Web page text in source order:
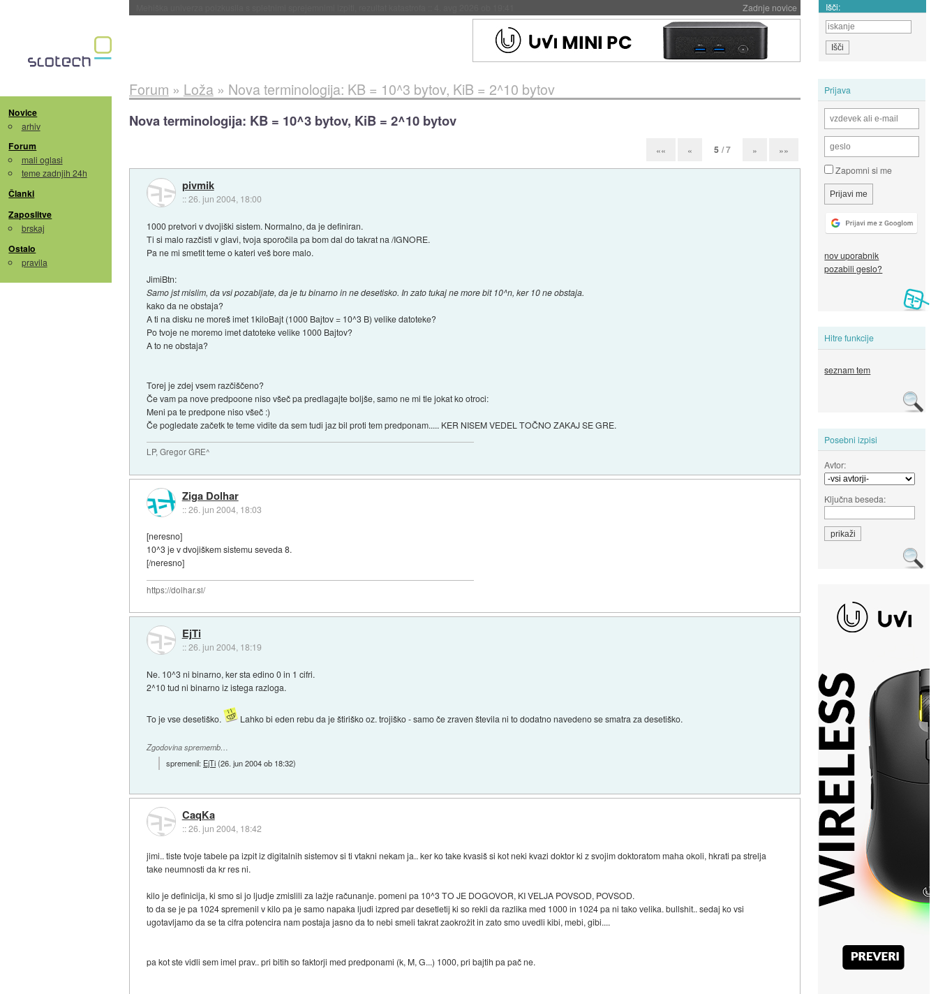
Zadnje novice Išči:
Novice
arhiv
Forum
mali oglasi
teme zadnjih 24h
Članki
Zaposlitve
brskaj
Ostalo
pravila
Prijava
Zapomni si me
nov uporabnik
pozabili geslo?
Hitre funkcije
seznam tem
Posebni izpisi
Avtor:
Ključna beseda:
Forum » Loža» Nova terminologija: KB = 10^3 bytov, KiB = 2^10 bytov
Nova terminologija: KB = 10^3 bytov, KiB = 2^10 bytov
«« « 5 / 7 » »»
pivmik
::26. jun 2004, 18:00
1000 pretvori v dvojiški sistem. Normalno, da je definiran.
Ti si malo razčisti v glavi, tvoja sporočila pa bom dal do takrat na /IGNORE.
Pa ne mi smetit teme o kateri veš bore malo.
JimiBtn:
Samo jst mislim, da vsi pozabljate, da je tu binarno in ne desetisko. In zato tukaj ne more bit 10^n, ker 10 ne obstaja.
kako da ne obstaja?
A ti na disku ne moreš imet 1kiloBajt (1000 Bajtov = 10^3 B) velike datoteke?
Po tvoje ne moremo imet datoteke velike 1000 Bajtov?
A to ne obstaja?
Torej je zdej vsem razčiščeno?
Če vam pa nove predpoone niso všeč pa predlagajte boljše, samo ne mi tle jokat ko otroci:
Meni pa te predpone niso všeč :)
Če pogledate začetk te teme vidite da sem tudi jaz bil proti tem predponam..... KER NISEM VEDEL TOČNO ZAKAJ SE GRE.
LP, Gregor GRE^
Ziga Dolhar
::26. jun 2004, 18:03
[neresno]
10^3 je v dvojiškem sistemu seveda 8.
[/neresno]
https://dolhar.si/
EjTi
::26. jun 2004, 18:19
Ne. 10^3 ni binarno, ker sta edino 0 in 1 cifri.
2^10 tud ni binarno iz istega razloga.
To je vse desetiško. Lahko bi eden rebu da je štiriško oz. trojiško - samo če zraven števila ni to dodatno navedeno se smatra za desetiško.
Zgodovina sprememb…
spremenil: EjTi(26. jun 2004 ob 18:32)
CaqKa
::26. jun 2004, 18:42
jimi.. tiste tvoje tabele pa izpit iz digitalnih sistemov si ti vtakni nekam ja.. ker ko take kvasiš si kot neki kvazi doktor ki z svojim doktoratom maha okoli, hkrati pa strelja
take neumnosti da kr res ni.
kilo je definicija, ki smo si jo ljudje zmislili za lažje računanje. pomeni pa 10^3 TO JE DOGOVOR, KI VELJA POVSOD, POVSOD.
to da se je pa 1024 spremenil v kilo pa je samo napaka ljudi izpred par desetletij ki so rekli da razlika med 1000 in 1024 pa ni tako velika. bullshit.. sedaj ko vsi
ugotavljamo da se ta cifra potencira nam postaja jasno da to nebi smeli takrat zaokrožit in zato smo uvedli kibi, mebi, gibi....
pa kot ste vidli sem imel prav.. pri bitih so faktorji med predponami (k, M, G...) 1000, pri bajtih pa pač ne.